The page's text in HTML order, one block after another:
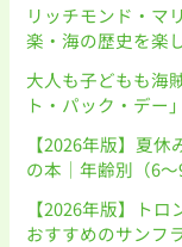
リッチモンド・マ
楽・海の歴史を楽
大人も子どもも海
ト・パック・デー
【2026年版】夏
の本｜年齢別（6〜
【2026年版】ト
おすすめのサンフ